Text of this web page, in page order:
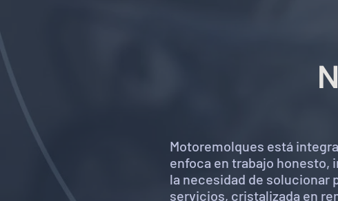
Motoremolques está
enfoca en trabajo honesto,
la necesidad de solucionar
servicios, cristalizada en